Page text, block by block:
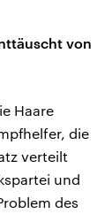
von
Haare
die
verteilt
und
des